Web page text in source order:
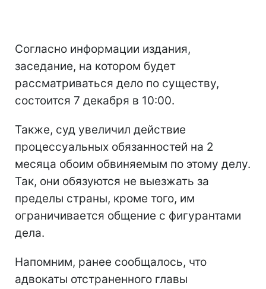
Согласно информации издания,
заседание, на котором будет
рассматриваться дело по существу,
состоится 7 декабря в 10:00.
Также, суд увеличил действие
процессуальных обязанностей на 2
месяца обоим обвиняемым по этому делу.
Так, они обязуются не выезжать за
пределы страны, кроме того, им
ограничивается общение с фигурантами
дела.
Напомним, ранее сообщалось, что
адвокаты отстраненного главы